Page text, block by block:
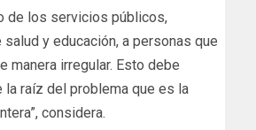
de los servicios públicos,
y educación, a personas que
manera irregular. Esto debe
la raíz del problema que es la
considera.